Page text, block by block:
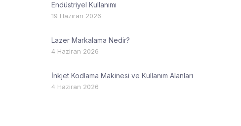
Endüstriyel Kullanımı
19 Haziran 2026
Lazer Markalama Nedir?
4 Haziran 2026
İnkjet Kodlama Makinesi ve Kullanım Alanları
4 Haziran 2026